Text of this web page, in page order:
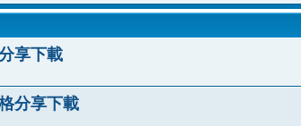
享下載
分享下載